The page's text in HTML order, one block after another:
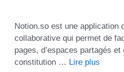
Notion.so est une application
collaborative qui permet de
pages, d’espaces partagés
constitution … Lire plus